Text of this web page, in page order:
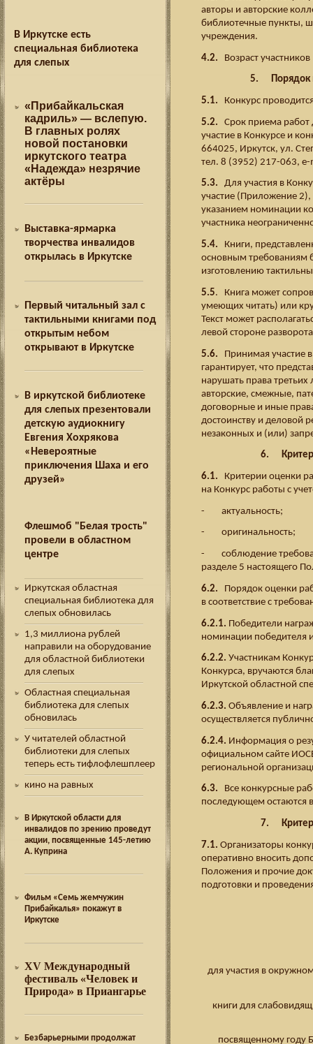
В Иркутске есть
специальная библиотека
для слепых
«Прибайкальская
кадриль» — вслепую.
В главных ролях
новой постановки
иркутского театра
«Надежда» незрячие
актёры
Выставка-ярмарка
творчества инвалидов
открылась в Иркутске
Первый читальный зал с
тактильными книгами под
открытым небом
открывают в Иркутске
В иркутской библиотеке
для слепых презентовали
детскую аудиокнигу
Евгения Хохрякова
«Невероятные
приключения Шаха и его
друзей»
Флешмоб "Белая трость"
провели в областном
центре
Иркутская областная
специальная библиотека для
слепых обновилась
1,3 миллиона рублей
направили на оборудование
для областной библиотеки
для слепых
Областная специальная
библиотека для слепых
обновилась
У читателей областной
библиотеки для слепых
теперь есть тифлофлешплеер
кино на равных
В Иркутской области для
инвалидов по зрению проведут
акции, посвященные 145-летию
А. Куприна
Фильм «Семь жемчужин
Прибайкалья» покажут в
Иркутске
XV Международный
фестиваль «Человек и
Природа» в Приангарье
Безбарьерными продолжат
авторы и авторские
библиотечные пункты,
учреждения.
4.2. Возраст
5. Порядок и
5.1. Конкурс
5.2. Срок приема работ
участие в Конкурсе и
664025, Иркутск, ул.
тел. 8 (3952) 217-063, e-
5.3. Для участия в
участие (Приложение
указанием номинации
участника
5.4. Книги,
основным требованиям
изготовлению
5.5. Книга может
умеющих читать) или
Текст может
левой стороне
5.6. Принимая участие
гарантирует, что
нарушать права
авторские, смежные,
договорные и иные
достоинству и деловой
незаконных и (или)
6.
6.1. Критерии оценки
на Конкурс работы с
- актуальность;
- оригинальность;
- соблюдение
разделе 5 настоящего
6.2. Порядок оценки
в соответствие с
6.2.1. Победители
номинации победителя
6.2.2. Участникам
Конкурса, вручаются
Иркутской областной
6.2.3. Объявление и
осуществляется
6.2.4. Информация о
официальном сайте
региональной
6.3. Все конкурсные
последующем остаются
7.
7.1. Организаторы
оперативно вносить
Положения и прочие
подготовки и
для участия в
книги для
посвященному году